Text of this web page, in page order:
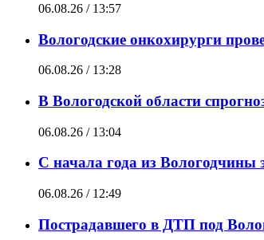
06.08.26 / 13:57
Вологодские онкохирурги
06.08.26 / 13:28
В Вологодской области
06.08.26 / 13:04
С начала года из Вологодчины
06.08.26 / 12:49
Пострадавшего в ДТП под